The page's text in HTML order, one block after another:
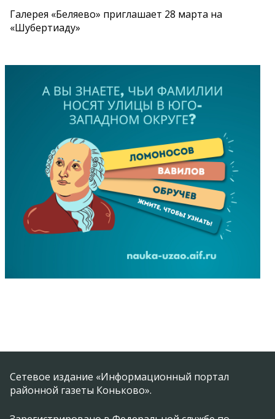
Галерея «Беляево» приглашает 28 марта на
«Шубертиаду»
Сетевое издание «Информационный портал
районной газеты Коньково».